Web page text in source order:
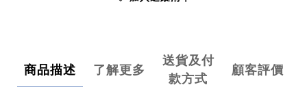
商品描述 了解更多
送貨及付
款方式
顧客評價